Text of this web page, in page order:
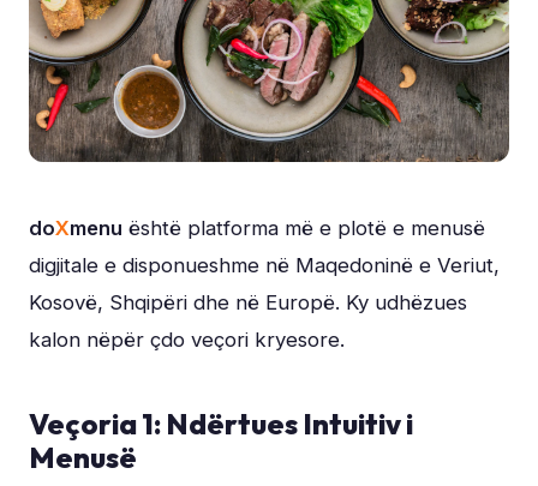
doXmenu është platforma më e plotë e menusë
digjitale e disponueshme në Maqedoninë e Veriut,
Kosovë, Shqipëri dhe në Europë. Ky udhëzues
kalon nëpër çdo veçori kryesore.
Veçoria 1: Ndërtues Intuitiv i
Menusë